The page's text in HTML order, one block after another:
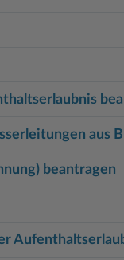
aus
beantragen